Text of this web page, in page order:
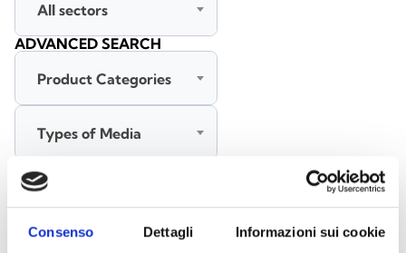
Consenso Dettagli Informazioni sui cookie
All sectors
ADVANCED SEARCH
Product Categories
Types of Media
All languages
SEARCH